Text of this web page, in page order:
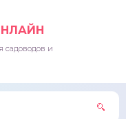
садоводов и